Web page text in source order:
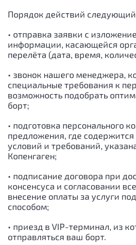
Порядок действий
• отправка заявки с
информации, касающейся
перелёта (дата, время,
• звонок нашего менеджера,
специальные требования к
возможность подобрать
борт;
• подготовка персонального
предложения, где содержится
условий и требований,
Копенгаген;
• подписание договора при
консенсуса и согласовании
внесение оплаты за услуги
способом;
• приезд в VIP-терминал, из
отправляться ваш борт.